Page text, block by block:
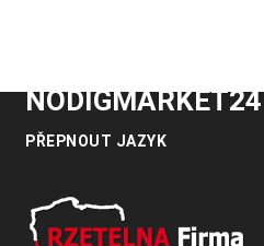
NODIGMARKET24
PŘEPNOUT JAZYK